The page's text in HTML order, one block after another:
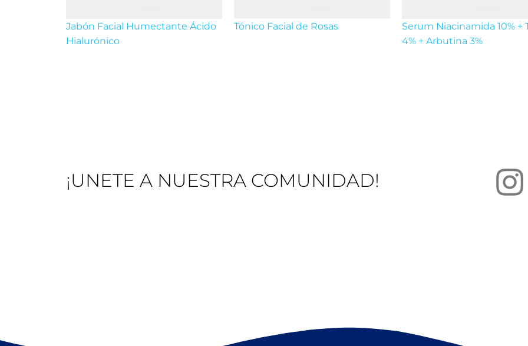
Jabón Facial Humectante Ácido
Hialurónico
Tónico Facial de Rosas
Serum Niacinamida 10% +
4% + Arbutina 3%
¡UNETE A NUESTRA COMUNIDAD!